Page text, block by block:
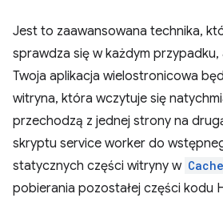
Jest to zaawansowana technika,
sprawdza się w każdym
Twoja aplikacja wielostronicowa
witryna, która wczytuje się
przechodzą z jednej strony na
skryptu service worker do
statycznych części witryny w
pobierania pozostałej części kodu